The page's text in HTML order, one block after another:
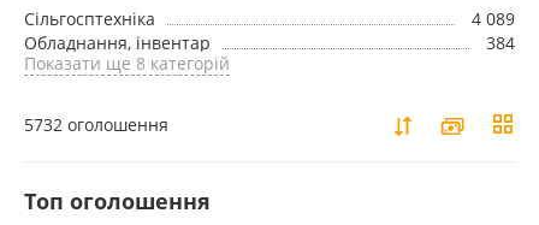
Сільгосптехніка
4 089
Обладнання, інвентар
384
Показати ще 8 категорій
5732 оголошення
Toп оголошення